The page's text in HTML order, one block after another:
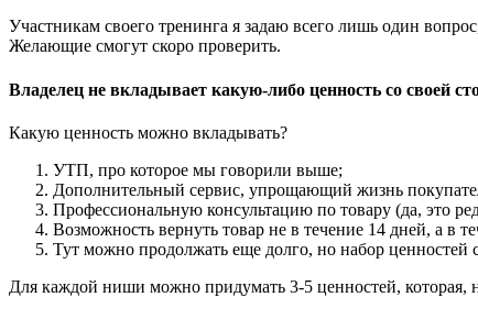
Участникам своего тренинга я задаю всего лишь один
Желающие смогут скоро проверить.
Владелец не вкладывает какую-либо ценность со своей
Какую ценность можно вкладывать?
УТП, про которое мы говорили выше;
Дополнительный сервис, упрощающий жизнь
Профессиональную консультацию по товару (да, это
Возможность вернуть товар не в течение 14 дней, а в
Тут можно продолжать еще долго, но набор ценностей
Для каждой ниши можно придумать 3-5 ценностей, которая,